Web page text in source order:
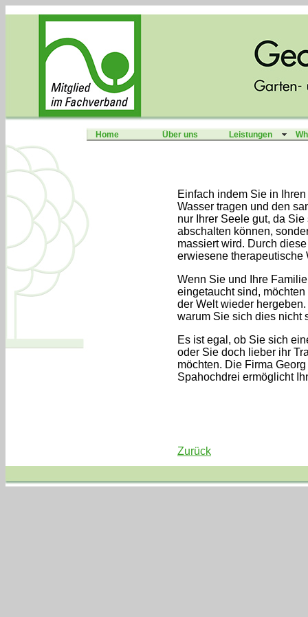
Zurück
Einfach indem Sie in
Wasser tragen und den
nur Ihrer Seele gut, da
abschalten können,
massiert wird. Durch
erwiesene therapeutische
Wenn Sie und Ihre
eingetaucht sind,
der Welt wieder
warum Sie sich dies nicht
Es ist egal, ob Sie sich
oder Sie doch lieber ihr
möchten. Die Firma
Spahochdrei ermöglicht
Home Über uns Leistungen